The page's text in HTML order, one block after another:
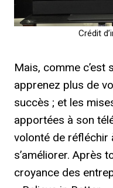
Crédit
Mais, comme c’est
apprenez plus de
succès ; et les
apportées à son
volonté de réfléchir
s’améliorer. Après
croyance des